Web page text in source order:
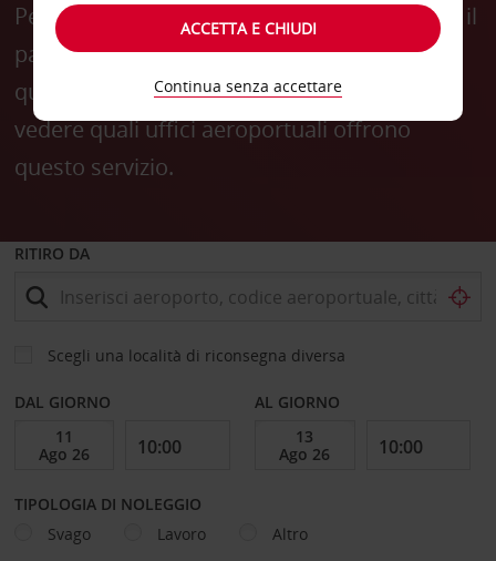
Per prenotare un'auto con Avis First, utilizza il
pannello dedicato che trovi nelle pagine di
questo sito web. Scorri verso il basso per
vedere quali uffici aeroportuali offrono
questo servizio.
RITIRO DA
Scegli una località di riconsegna diversa
DAL GIORNO AL GIORNO
TIPOLOGIA DI NOLEGGIO
Svago
Lavoro Altro
ACCETTA E CHIUDI
Continua senza accettare